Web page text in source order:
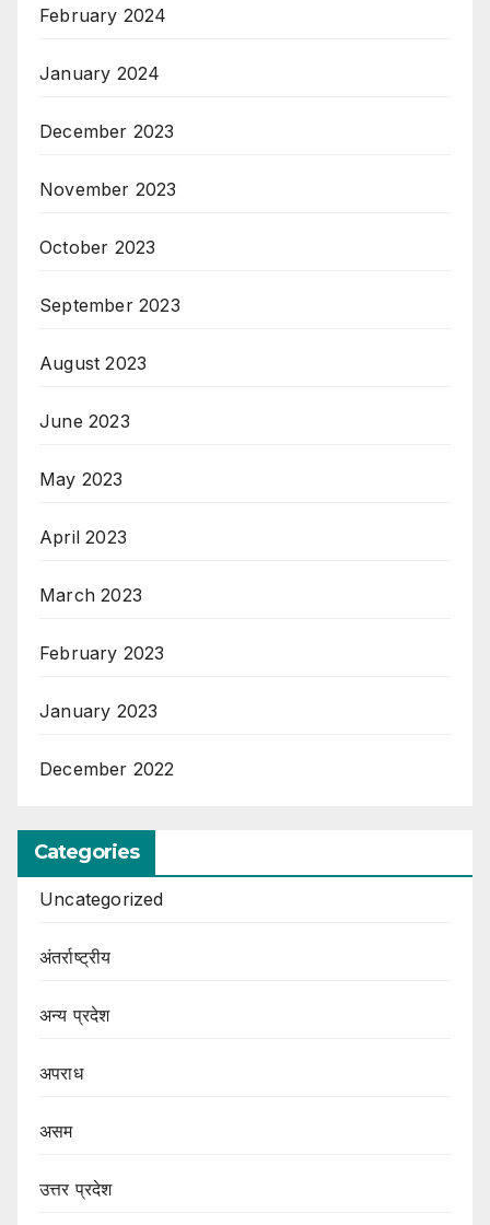
February 2024
January 2024
December 2023
November 2023
October 2023
September 2023
August 2023
June 2023
May 2023
April 2023
March 2023
February 2023
January 2023
December 2022
Categories
Uncategorized
अंतर्राष्ट्रीय
अन्य प्रदेश
अपराध
असम
उत्तर प्रदेश